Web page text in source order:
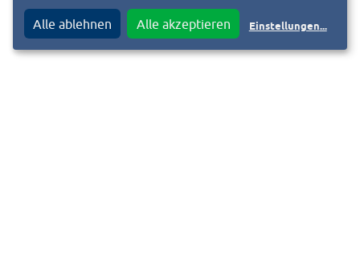
BEARBEITUNGSLINK ANFORDERN
Alle ablehnen Alle akzeptieren Einstellungen...